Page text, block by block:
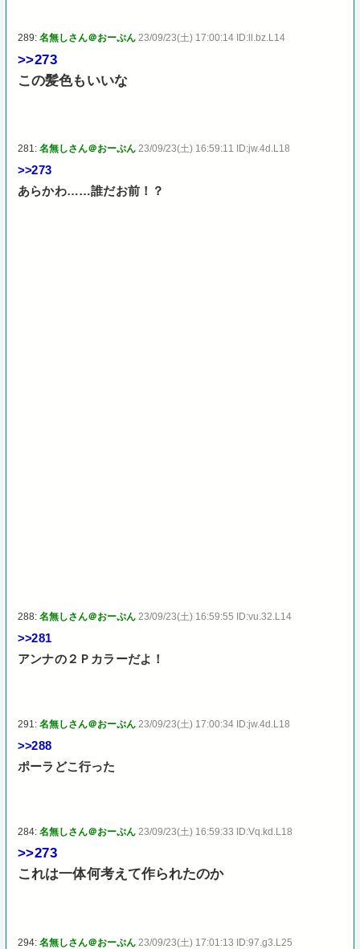
289:名無しさん＠おーぷん 23/09/23(土) 17:00:14 ID:ll.bz.L14
>>273
この髪色もいいな
281:名無しさん＠おーぷん 23/09/23(土) 16:59:11 ID:jw.4d.L18
>>273
あらかわ……誰だお前！？
288:名無しさん＠おーぷん 23/09/23(土) 16:59:55 ID:vu.32.L14
>>281
アンナの２Ｐカラーだよ！
291:名無しさん＠おーぷん 23/09/23(土) 17:00:34 ID:jw.4d.L18
>>288
ポーラどこ行った
284:名無しさん＠おーぷん 23/09/23(土) 16:59:33 ID:Vq.kd.L18
>>273
これは一体何考えて作られたのか
294:名無しさん＠おーぷん 23/09/23(土) 17:01:13 ID:97.g3.L25